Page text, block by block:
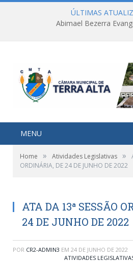
ÚLTIMAS
Abimael Bezerra
MENU
Home » Atividades Legislativas »
ORDINÁRIA, DE 24 DE JUNHO DE 2022
ATA DA 13ª SESSÃO
24 DE JUNHO DE 2022
POR CR2-ADMIN3 EM 24 DE JUNHO DE 2022
ATIVIDADES